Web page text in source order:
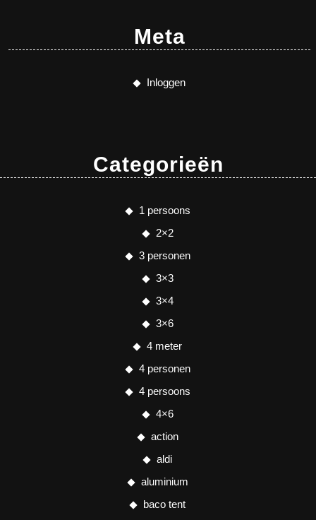
Meta
Inloggen
Categorieën
1 persoons
2×2
3 personen
3×3
3×4
3×6
4 meter
4 personen
4 persoons
4×6
action
aldi
aluminium
baco tent